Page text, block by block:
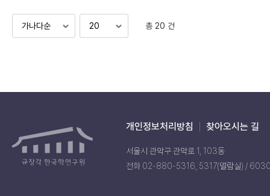
총 20 건
개인정보처리방침 찾아오시는 길
서울시 관악구 관악로 1, 103동
전화 02-880-5316, 5317(열람실) /